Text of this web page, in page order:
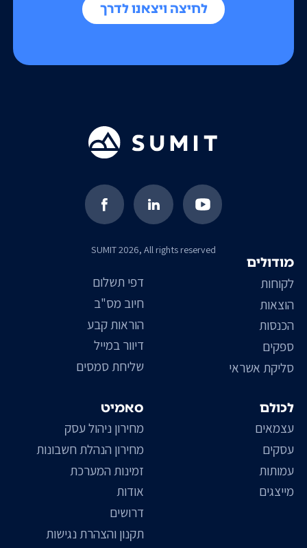
לחיצה ויצאנו לדרך
SUMIT 2026, All rights reserved
סאמיט
מחירון ניהול עסק
מחירון הנהלת חשבונות
זמינות המערכת
אודות
דרושים
תקנון והצהרת נגישות
דפי תשלום
חיוב מס"ב
הוראות קבע
דיוור במייל
שליחת סמסים
מודולים
לקוחות
הוצאות
הכנסות
ספקים
סליקת אשראי
לכולם
עצמאים
עסקים
עמותות
מייצגים